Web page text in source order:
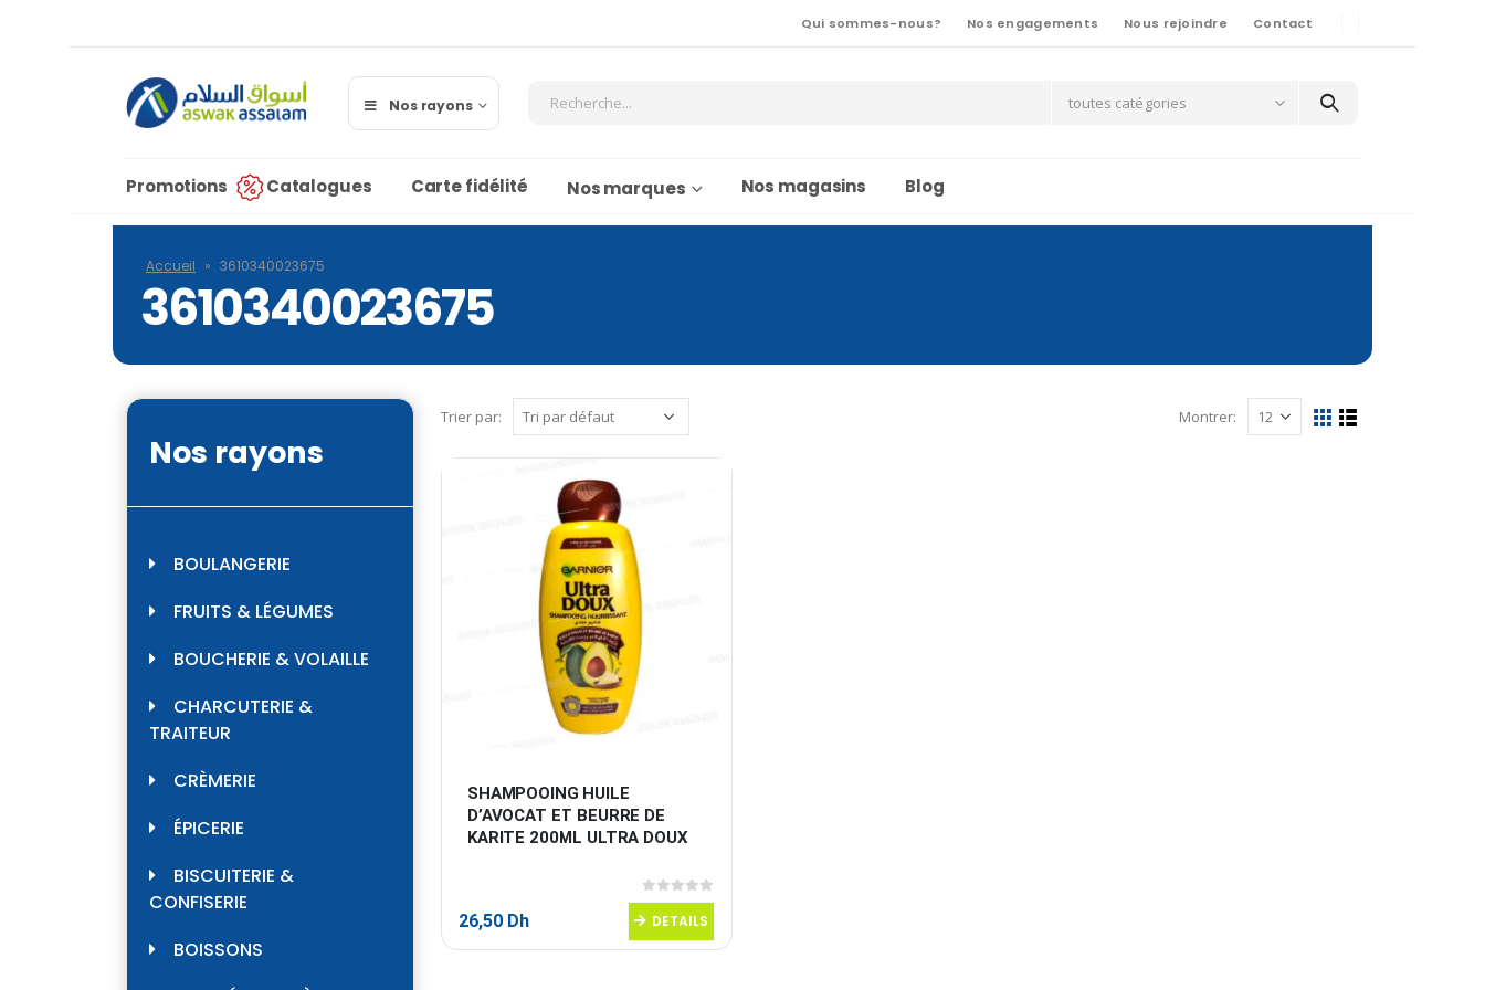
Qui sommes-nous? Nos engagements Nous rejoindre Contact
Nos rayons toutes catégories
Promotions Catalogues Carte fidélité Nos marques Nos magasins Blog
Accueil » 3610340023675
3610340023675
Trier par: Montrer:
SHAMPOOING HUILE
D’AVOCAT ET BEURRE DE
KARITE 200ML ULTRA DOUX
0sur 5
26,50 Dh DETAILS
Nos rayons
BOULANGERIE
FRUITS & LÉGUMES
BOUCHERIE & VOLAILLE
CHARCUTERIE &
TRAITEUR
CRÈMERIE
ÉPICERIE
BISCUITERIE &
CONFISERIE
BOISSONS